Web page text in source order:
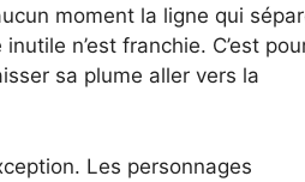
moment la ligne qui
n’est franchie. C’est
sa plume aller vers la
Les personnages